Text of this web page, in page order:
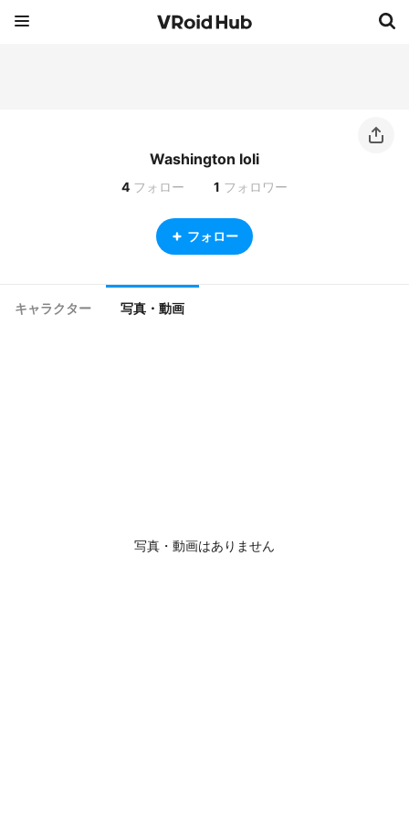
Washington loli
4 フォロー 1 フォロワー
フォロー
キャラクター 写真・動画
写真・動画はありません